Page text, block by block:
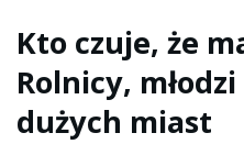
Kto czuje, że
Rolnicy,
dużych miast